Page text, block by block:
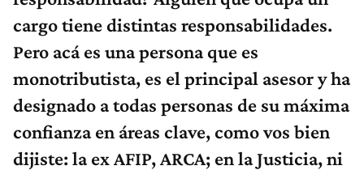
cargo tiene distintas responsabilidades.
Pero acá es una persona que es
monotributista, es el principal asesor y ha
designado a todas personas de su máxima
confianza en áreas clave, como vos bien
dijiste: la ex AFIP, ARCA; en la Justicia, ni